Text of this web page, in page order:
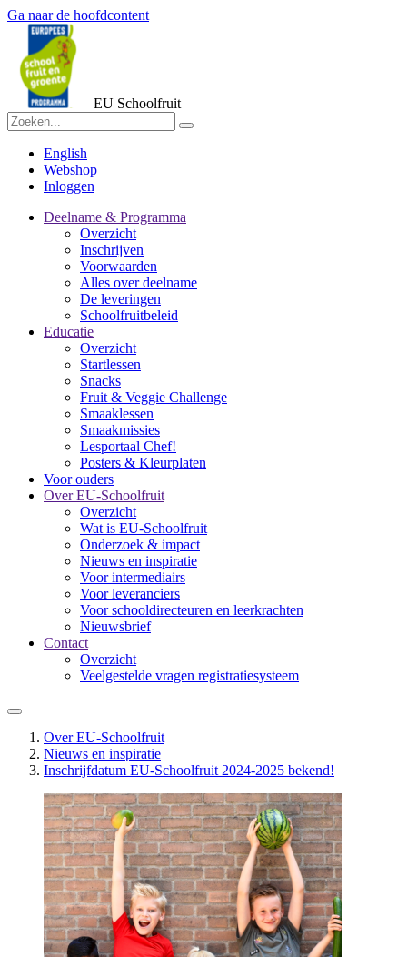
Ga naar de hoofdcontent
EU Schoolfruit
English
Webshop
Inloggen
Deelname & Programma
Overzicht
Inschrijven
Voorwaarden
Alles over deelname
De leveringen
Schoolfruitbeleid
Educatie
Overzicht
Startlessen
Snacks
Fruit & Veggie Challenge
Smaaklessen
Smaakmissies
Lesportaal Chef!
Posters & Kleurplaten
Voor ouders
Over EU-Schoolfruit
Overzicht
Wat is EU-Schoolfruit
Onderzoek & impact
Nieuws en inspiratie
Voor intermediairs
Voor leveranciers
Voor schooldirecteuren en leerkrachten
Nieuwsbrief
Contact
Overzicht
Veelgestelde vragen registratiesysteem
Over EU-Schoolfruit
Nieuws en inspiratie
Inschrijfdatum EU-Schoolfruit 2024-2025 bekend!